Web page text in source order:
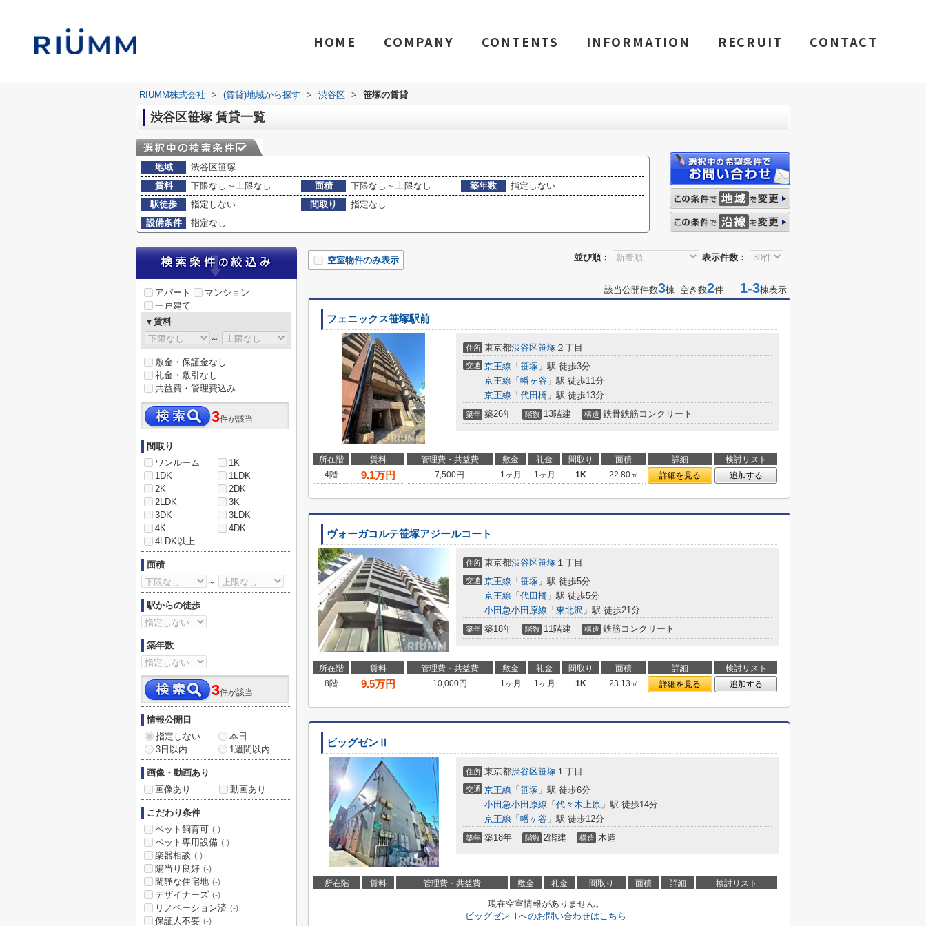
HOME COMPANY CONTENTS INFORMATION RECRUIT CONTACT
RIUMM株式会社 > (賃貸)地域から探す > 渋谷区 > 笹塚の賃貸
渋谷区笹塚 賃貸一覧
地域
渋谷区笹塚
賃料
下限なし～上限なし 面積 下限なし～上限なし 築年数
指定しない
駅徒歩
指定しない 間取り
指定なし
設備条件
指定なし
並び順： 表示件数：
空室物件のみ表示
該当公開件数3棟 空き数2件 1-3棟表示
フェニックス笹塚駅前
住所 東京都渋谷区笹塚 ２丁目
交通 京王線 「 笹塚 」駅 徒歩3分
京王線 「 幡ヶ谷 」駅 徒歩11分
京王線 「 代田橋 」駅 徒歩13分
築年 築26年 階数 13階建 構造 鉄骨鉄筋コンクリート
所在階 賃料 管理費・共益費 敷金 礼金 間取り 面積 詳細
検討リスト
4階
9.1万円 7,500円 1ヶ月 1ヶ月 1K 22.80㎡ 詳細を見る 追加する
ヴォーガコルテ笹塚アジールコート
住所 東京都渋谷区笹塚 １丁目
交通 京王線 「 笹塚 」駅 徒歩5分
京王線 「 代田橋 」駅 徒歩5分
小田急小田原線 「 東北沢 」駅 徒歩21分
築年 築18年 階数 11階建 構造 鉄筋コンクリート
所在階 賃料 管理費・共益費 敷金 礼金 間取り 面積 詳細
検討リスト
8階
9.5万円 10,000円 1ヶ月 1ヶ月 1K 23.13㎡ 詳細を見る 追加する
ビッグゼンⅡ
住所 東京都渋谷区笹塚 １丁目
交通 京王線 「 笹塚 」駅 徒歩6分
小田急小田原線 「 代々木上原 」駅 徒歩14分
京王線 「 幡ヶ谷 」駅 徒歩12分
築年 築18年 階数 2階建 構造 木造
所在階 賃料 管理費・共益費 敷金 礼金 間取り 面積 詳細 検討リスト
現在空室情報がありません。
ビッグゼンⅡへのお問い合わせはこちら
アパート
マンション
一戸建て
▼賃料
～
敷金・保証金なし
礼金・敷引なし
共益費・管理費込み
3件が該当
間取り
ワンルーム
1K
1DK
1LDK
2K
2DK
2LDK
3K
3DK
3LDK
4K
4DK
4LDK以上
面積
～
駅からの徒歩
築年数
3件が該当
情報公開日
指定しない
本日
3日以内
1週間以内
画像・動画あり
画像あり
動画あり
こだわり条件
ペット飼育可 (-)
ペット専用設備 (-)
楽器相談 (-)
陽当り良好 (-)
閑静な住宅地 (-)
デザイナーズ (-)
リノベーション済 (-)
保証人不要 (-)